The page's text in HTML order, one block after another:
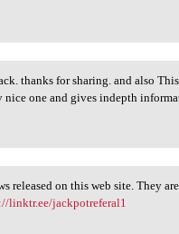
thanks for sharing. and also
nice one and gives indepth
released on this web site. They
linktr.ee/jackpotreferal1